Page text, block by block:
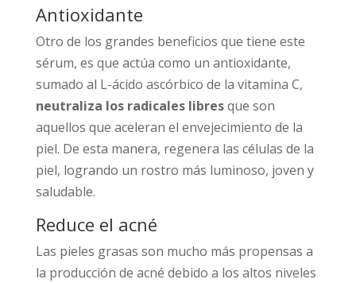
Antioxidante
Otro de los grandes beneficios que tiene este
sérum, es que actúa como un antioxidante,
sumado al L-ácido ascórbico de la vitamina C,
neutraliza los radicales libresque son
aquellos que aceleran el envejecimiento de la
piel. De esta manera, regenera las células de la
piel, logrando un rostro más luminoso, joven y
saludable.
Reduce el acné
Las pieles grasas son mucho más propensas a
la producción de acné debido a los altos niveles